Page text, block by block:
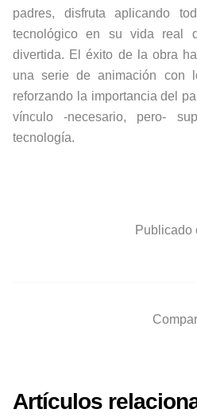
padres, disfruta aplicando
tecnológico en su vida real
divertida. El éxito de la obra
una serie de animación con
reforzando la importancia del
vínculo -necesario, pero-
tecnología.
Publicado
Artículos